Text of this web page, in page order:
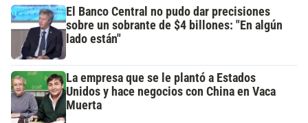
El Banco Central no pudo dar precisiones
sobre un sobrante de $4 billones: "En algún
lado están"
La empresa que se le plantó a Estados
Unidos y hace negocios con China en Vaca
Muerta